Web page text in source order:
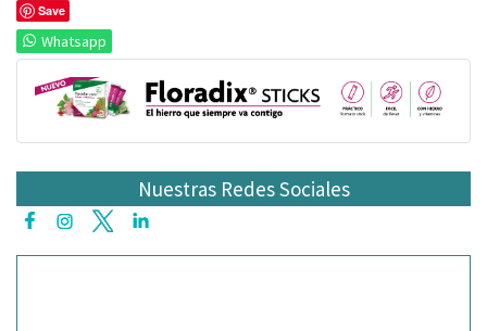
Save
Whatsapp
Nuestras Redes Sociales